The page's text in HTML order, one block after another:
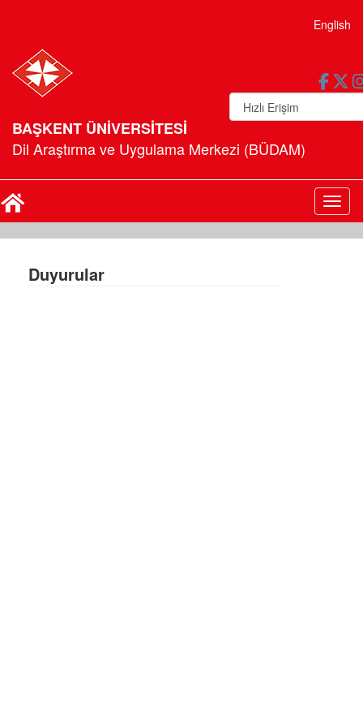
English
BAŞKENT ÜNİVERSİTESİ
Dil Araştırma ve Uygulama Merkezi (BÜDAM)
Duyurular